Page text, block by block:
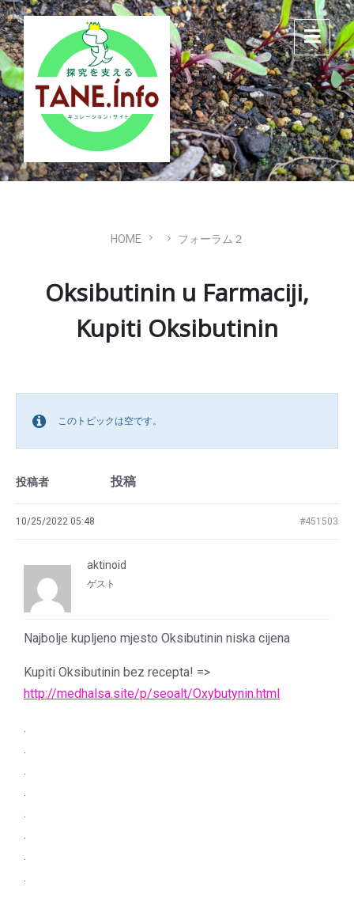
Skip
to
content
Skip
to
main
navigation
Skip
to
footer
HOME フォーラム２
Oksibutinin u Farmaciji,
Kupiti Oksibutinin
このトピックは空です。
投稿者 投稿
10/25/2022 05:48 #451503
aktinoid
ゲスト
Najbolje kupljeno mjesto Oksibutinin niska cijena
Kupiti Oksibutinin bez recepta! =>
http://medhalsa.site/p/seoalt/Oxybutynin.html
.
.
.
.
.
.
.
.